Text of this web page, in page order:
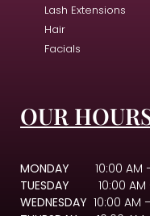
Lash Extensions
Hair
Facials
OUR
MONDAY 10:00 AM –
TUESDAY
10:00
WEDNESDAY 10:00 AM